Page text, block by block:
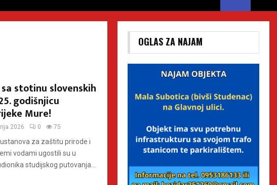
stotinu slovenskih
godišnjicu
Mure!
2026 0 75
za zaštitu prirode i
vodami ugostili su u
studijskog putovanja...
OGLAS ZA NAJAM